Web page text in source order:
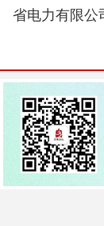
省电力有限公